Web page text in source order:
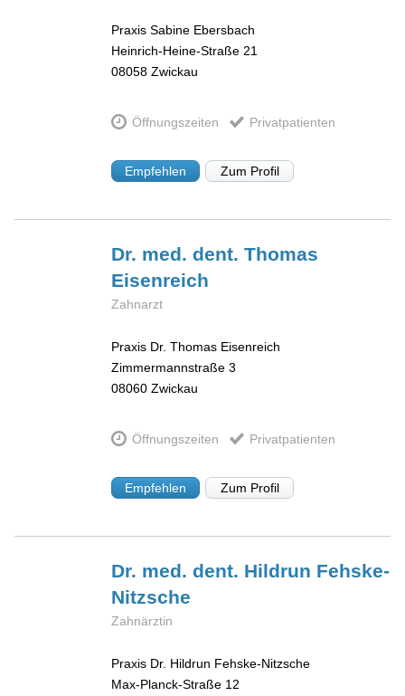
Praxis Sabine Ebersbach
Heinrich-Heine-Straße 21
08058 Zwickau
Öffnungszeiten Privatpatienten
Empfehlen Zum Profil
Dr. med. dent. Thomas
Eisenreich
Zahnarzt
Praxis Dr. Thomas Eisenreich
Zimmermannstraße 3
08060 Zwickau
Öffnungszeiten Privatpatienten
Empfehlen Zum Profil
Dr. med. dent. Hildrun Fehske-
Nitzsche
Zahnärztin
Praxis Dr. Hildrun Fehske-Nitzsche
Max-Planck-Straße 12